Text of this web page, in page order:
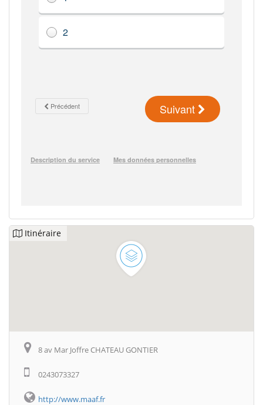
Itinéraire
8 av Mar Joffre CHATEAU GONTIER
0243073327
http://www.maaf.fr